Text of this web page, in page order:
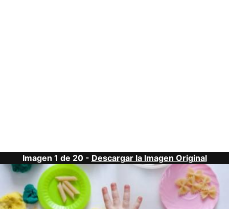
Imagen 1 de 20 - Descargar la Imagen Original